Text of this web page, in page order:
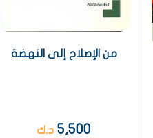
من الإصلاح إلى النهضة
5,500 د.ك